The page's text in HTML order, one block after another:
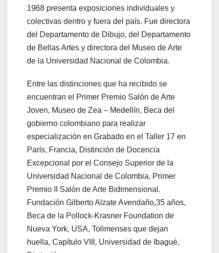
1968 presenta exposiciones individuales y
colectivas dentro y fuera del país. Fue directora
del Departamento de Dibujo, del Departamento
de Bellas Artes y directora del Museo de Arte
de la Universidad Nacional de Colombia.
Entre las distinciones que ha recibido se
encuentran el Primer Premio Salón de Arte
Joven, Museo de Zea – Medellín, Beca del
gobierno colombiano para realizar
especialización en Grabado en el Taller 17 en
París, Francia, Distinción de Docencia
Excepcional por el Consejo Superior de la
Universidad Nacional de Colombia, Primer
Premio II Salón de Arte Bidimensional.
Fundación Gilberto Alzate Avendaño,35 años,
Beca de la Pollock-Krasner Foundation de
Nueva York, USA, Tolimenses que dejan
huella, Capítulo VIII, Universidad de Ibagué,